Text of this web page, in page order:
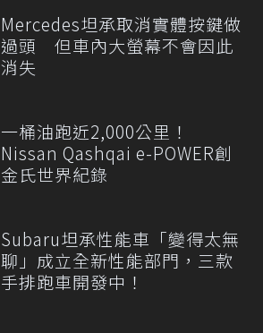
Mercedes坦承取消實體按鍵做
過頭 但車內大螢幕不會因此
消失
一桶油跑近2,000公里！
Nissan Qashqai e-POWER創
金氏世界紀錄
Subaru坦承性能車「變得太無
聊」成立全新性能部門，三款
手排跑車開發中！